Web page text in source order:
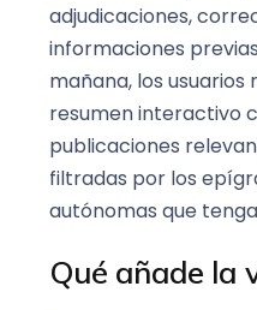
adjudicaciones,
informaciones
mañana, los
resumen interactivo
publicaciones
filtradas por los
autónomas que
Qué añade la